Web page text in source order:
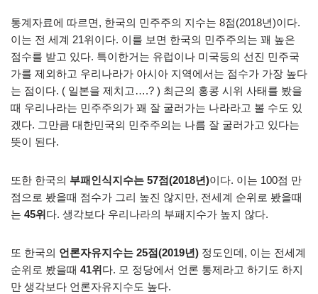
통계자료에 따르면, 한국의 민주주의 지수는 8점(2018년)이다.
이는 전 세계 21위이다. 이를 보면 한국의 민주주의는 꽤 높은
점수를 받고 있다. 특이한거는 유럽이나 미국등의 선진 민주국
가를 제외하고 우리나라가 아시아 지역에서는 점수가 가장 높다
는 점이다. ( 일본을 제치고….? ) 최근의 홍콩 시위 사태를 봤을
때 우리나라는 민주주의가 꽤 잘 굴러가는 나라라고 볼 수도 있
겠다. 그만큼 대한민국의 민주주의는 나름 잘 굴러가고 있다는
뜻이 된다.
또한 한국의 부패인식지수는 57점(2018년)이다. 이는 100점 만
점으로 봤을때 점수가 그리 높진 않지만, 전세계 순위로 봤을때
는 45위다. 생각보다 우리나라의 부패지수가 높지 않다.
또 한국의 언론자유지수는 25점(2019년) 정도인데, 이는 전세계
순위로 봤을때 41위다. 모 정당에서 언론 통제라고 하기도 하지
만 생각보다 언론자유지수도 높다.